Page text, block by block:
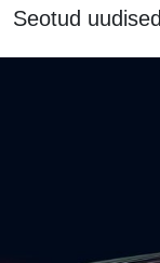
Seotud uudised